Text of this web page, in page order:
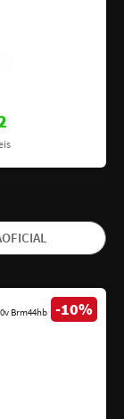
Brm44hb -10%